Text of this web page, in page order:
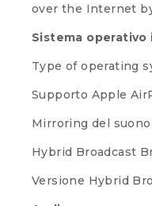
over the Internet
Sistema operativo
Type of operating
Supporto Apple
Mirroring del suono
Hybrid Broadcast
Versione Hybrid